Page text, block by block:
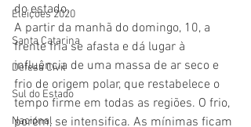
Eleições 2020
Santa Catarina
Defesa Civil
Sul do Estado
Nacional
do estado.
A partir da manhã do domingo, 10, a
frente fria se afasta e dá lugar à
influência de uma massa de ar seco e
frio de origem polar, que restabelece o
tempo firme em todas as regiões. O frio,
porém, se intensifica. As mínimas ficam